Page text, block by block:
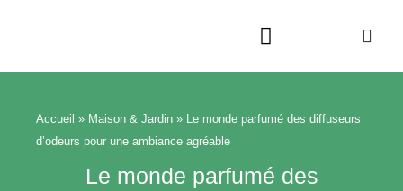
Accueil » Maison & Jardin » Le monde parfumé des diffuseurs
d’odeurs pour une ambiance agréable
Le monde parfumé des